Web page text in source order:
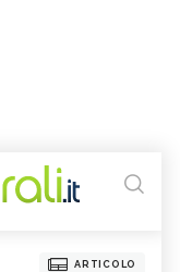
ARTICOLO